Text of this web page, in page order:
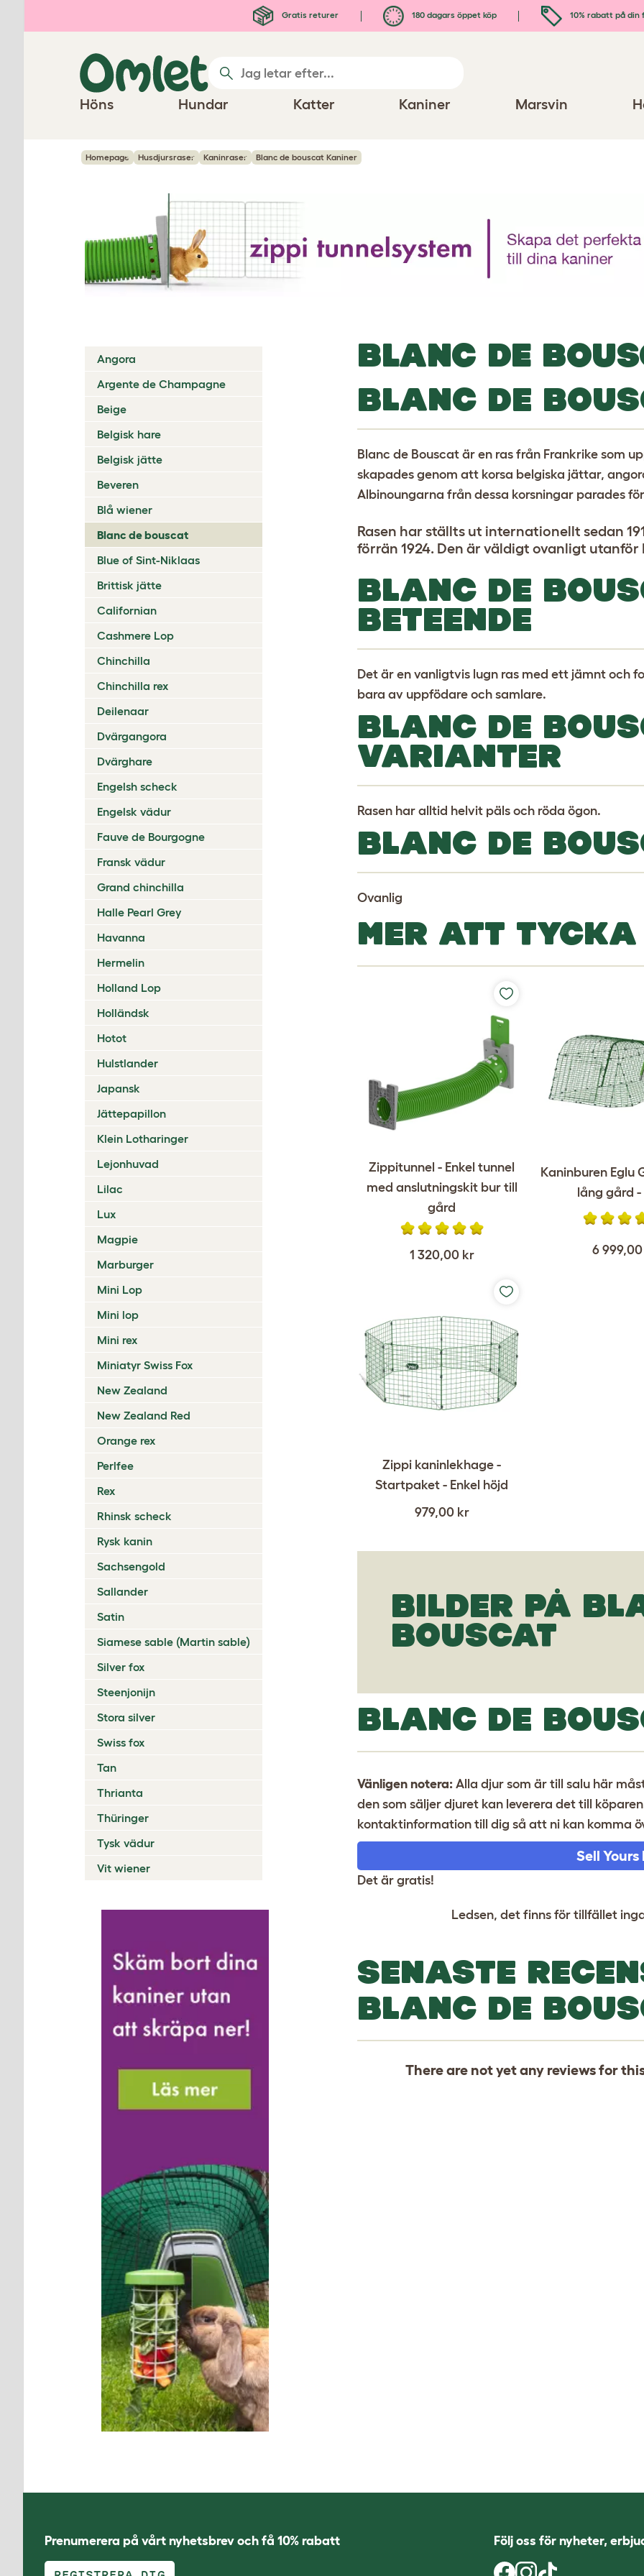
Gratis returer 180 dagars öppet köp 10% rabatt på
Höns Hundar Katter Kaniner Marsvin
Homepage Husdjursraser Kaninraser Blanc de bouscat Kaniner
Angora
Argente de Champagne
Beige
Belgisk hare
Belgisk jätte
Beveren
Blå wiener
Blanc de bouscat
Blue of Sint-Niklaas
Brittisk jätte
Californian
Cashmere Lop
Chinchilla
Chinchilla rex
Deilenaar
Dvärgangora
Dvärghare
Engelsh scheck
Engelsk vädur
Fauve de Bourgogne
Fransk vädur
Grand chinchilla
Halle Pearl Grey
Havanna
Hermelin
Holland Lop
Holländsk
Hotot
Hulstlander
Japansk
Jättepapillon
Klein Lotharinger
Lejonhuvad
Lilac
Lux
Magpie
Marburger
Mini Lop
Mini lop
Mini rex
Miniatyr Swiss Fox
New Zealand
New Zealand Red
Orange rex
Perlfee
Rex
Rhinsk scheck
Rysk kanin
Sachsengold
Sallander
Satin
Siamese sable (Martin sable)
Silver fox
Steenjonijn
Stora silver
Swiss fox
Tan
Thrianta
Thüringer
Tysk vädur
Vit wiener
BLANC DE
BLANC DE
Blanc de Bouscat är en ras från Frankrike som
skapades genom att korsa belgiska jättar,
Albinoungarna från dessa korsningar parades
Rasen har ställts ut internationellt sedan
förrän 1924. Den är väldigt ovanligt utanför
BLANC DE
BETEENDE
Det är en vanligtvis lugn ras med ett jämnt och
bara av uppfödare och samlare.
BLANC DE
VARIANTER
Rasen har alltid helvit päls och röda ögon.
BLANC DE
Ovanlig
MER ATT TYCKA
Zippitunnel - Enkel tunnel
med anslutningskit bur till
gård
1 320,00 kr
Kaninburen Eglu
lång gård -
6
Zippi kaninlekhage -
Startpaket - Enkel höjd
979,00 kr
BILDER PÅ
BOUSCAT
BLANC DE
Vänligen notera: Alla djur som är till salu här
den som säljer djuret kan leverera det till
kontaktinformation till dig så att ni kan komma
Sell Yours
Det är gratis!
Ledsen, det finns för tillfället
SENASTE
BLANC DE
There are not yet any reviews for
Prenumerera på vårt nyhetsbrev och få 10% rabatt Följ oss för nyheter,